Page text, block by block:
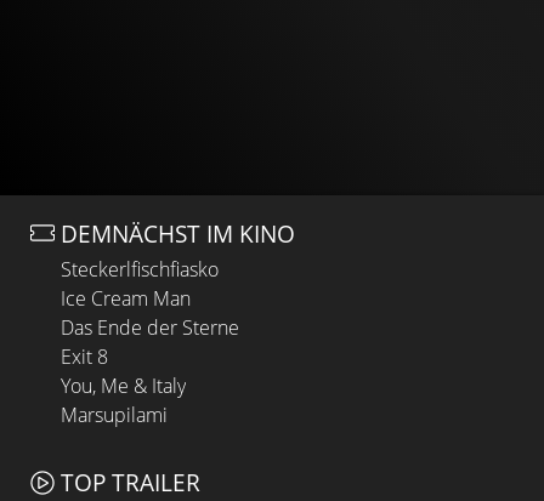
DEMNÄCHST IM KINO
Steckerlfischfiasko
Ice Cream Man
Das Ende der Sterne
Exit 8
You, Me & Italy
Marsupilami
TOP TRAILER